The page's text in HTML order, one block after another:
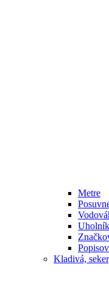
Metre
Kladivá,